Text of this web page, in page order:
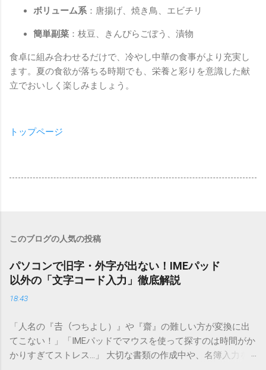
ボリューム系 ：唐揚げ、焼き鳥、エビチリ
簡単副菜 ：枝豆、きんぴらごぼう、漬物
食卓に組み合わせるだけで、冷やし中華の食事がより充実し
ます。夏の食欲が落ちる時期でも、栄養と彩りを意識した献
立でおいしく楽しみましょう。
トップページ
このブログの人気の投稿
パソコンで旧字・外字が出ない！IMEパッド
以外の「文字コード入力」徹底解説
18:43
「人名の『𠮷（つちよし）』や『齋』の難しい方が変換に出
てこない！」「IMEパッドでマウスを使って探すのは時間がか
かりすぎてストレス…」 大切な書類の作成中や、名簿入力を